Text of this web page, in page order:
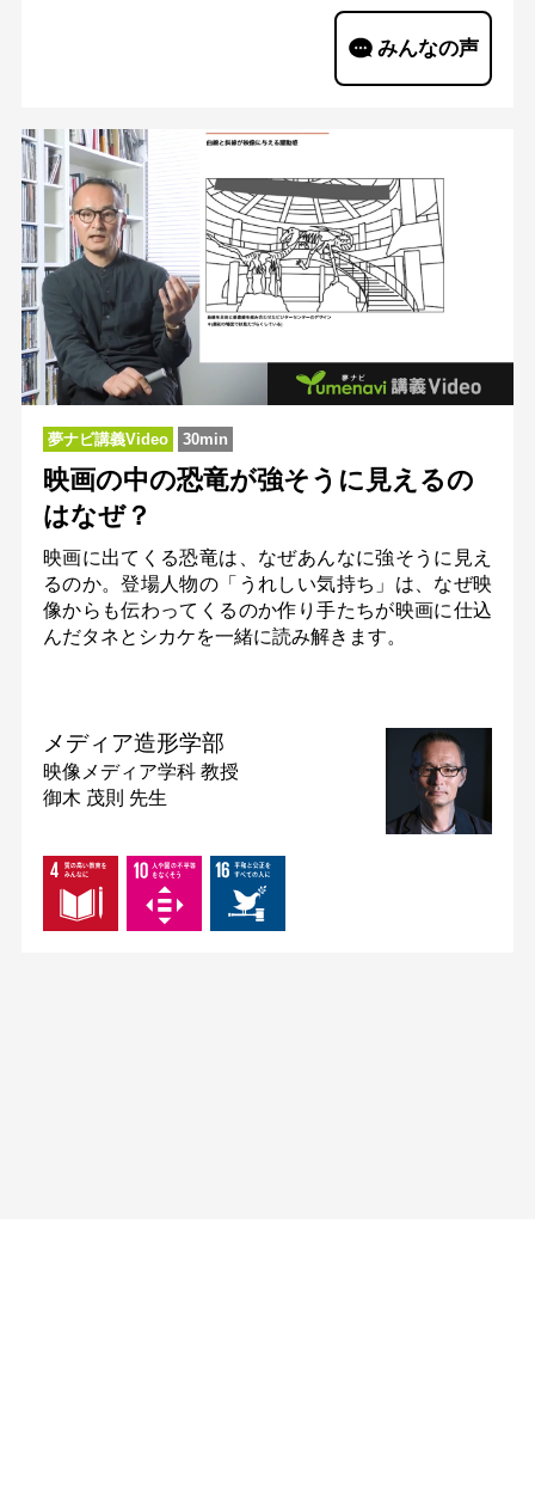
みんなの声
夢ナビ講義Video 30min
映画の中の恐竜が強そうに見えるの
はなぜ？
映画に出てくる恐竜は、なぜあんなに強そうに見え
るのか。登場人物の「うれしい気持ち」は、なぜ映
像からも伝わってくるのか作り手たちが映画に仕込
んだタネとシカケを一緒に読み解きます。
メディア造形学部
映像メディア学科 教授
御木 茂則 先生